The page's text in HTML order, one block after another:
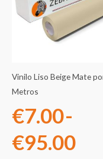
Vinilo Liso Beige Mate
Metros
€7.00-
€95.00